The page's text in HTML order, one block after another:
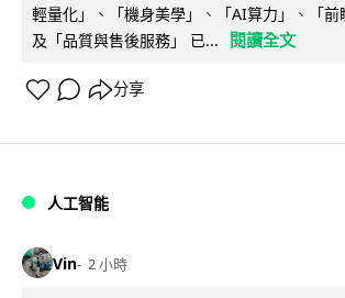
輕量化」、「機身美學」、「AI算力」、「前
及「品質與售後服務」 已...
閱讀全文
分享
人工智能
Vin 2 小時